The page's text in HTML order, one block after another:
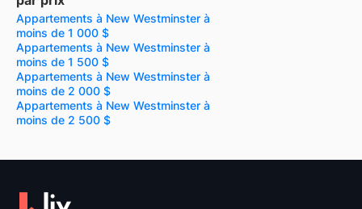
Appartements à New Westminster à
moins de 1 000 $
Appartements à New Westminster à
moins de 1 500 $
Appartements à New Westminster à
moins de 2 000 $
Appartements à New Westminster à
moins de 2 500 $